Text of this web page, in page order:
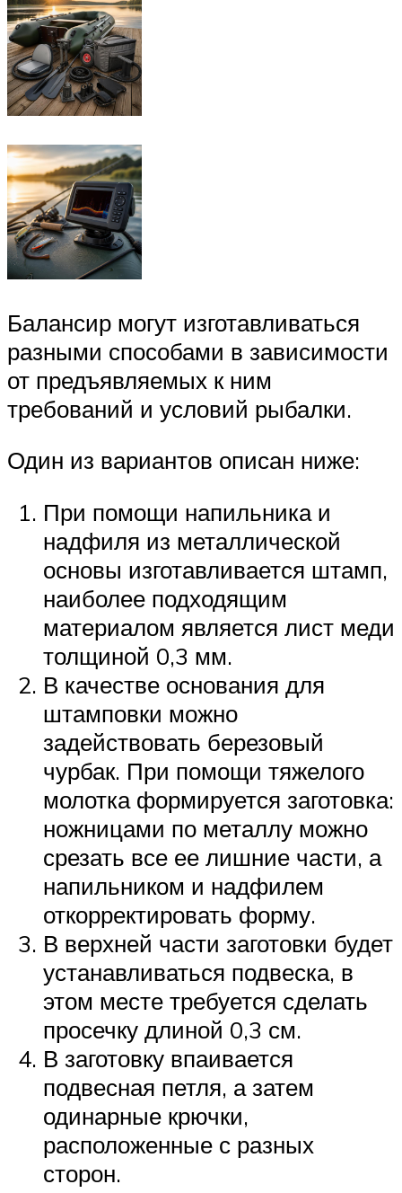
Балансир могут изготавливаться
разными способами в зависимости
от предъявляемых к ним
требований и условий рыбалки.
Один из вариантов описан ниже:
При помощи напильника и
надфиля из металлической
основы изготавливается штамп,
наиболее подходящим
материалом является лист меди
толщиной 0,3 мм.
В качестве основания для
штамповки можно
задействовать березовый
чурбак. При помощи тяжелого
молотка формируется заготовка:
ножницами по металлу можно
срезать все ее лишние части, а
напильником и надфилем
откорректировать форму.
В верхней части заготовки будет
устанавливаться подвеска, в
этом месте требуется сделать
просечку длиной 0,3 см.
В заготовку впаивается
подвесная петля, а затем
одинарные крючки,
расположенные с разных
сторон.